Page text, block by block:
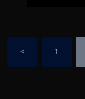
entradas
< 1